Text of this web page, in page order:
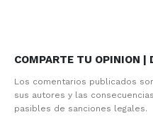
COMPARTE TU OPINION |
Los comentarios publicados
sus autores y las
pasibles de sanciones legales.